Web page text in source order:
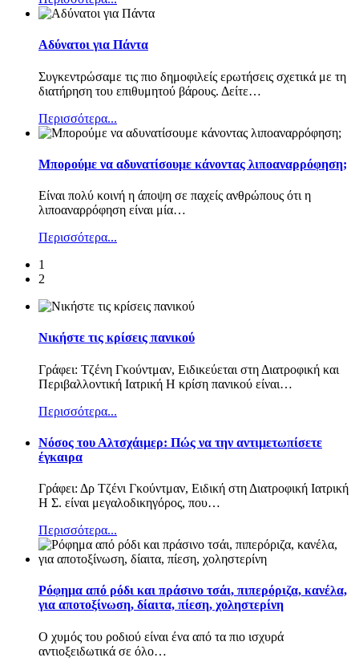
Αδύνατοι για Πάντα
Συγκεντρώσαμε τις πιο δημοφιλείς ερωτήσεις σχετικά με τη
διατήρηση του επιθυμητού βάρους. Δείτε…
Περισσότερα...
Μπορούμε να αδυνατίσουμε κάνοντας λιποαναρρόφηση;
Είναι πολύ κοινή η άποψη σε παχείς ανθρώπους ότι η
λιποαναρρόφηση είναι μία…
Περισσότερα...
1
2
Νικήστε τις κρίσεις πανικού
Γράφει: Τζένη Γκούντμαν, Ειδικεύεται στη Διατροφική και
Περιβαλλοντική Ιατρική Η κρίση πανικού είναι…
Περισσότερα...
Nόσος του Αλτσχάιμερ: Πώς να την αντιμετωπίσετε
έγκαιρα
Γράφει: Δρ Τζένι Γκούντμαν, Ειδική στη Διατροφική Ιατρική
Η Σ. είναι μεγαλοδικηγόρος, που…
Περισσότερα...
Ρόφημα από ρόδι και πράσινο τσάι, πιπερόριζα, κανέλα,
για αποτοξίνωση, δίαιτα, πίεση, χοληστερίνη
Ο χυμός του ροδιού είναι ένα από τα πιο ισχυρά
αντιοξειδωτικά σε όλο…